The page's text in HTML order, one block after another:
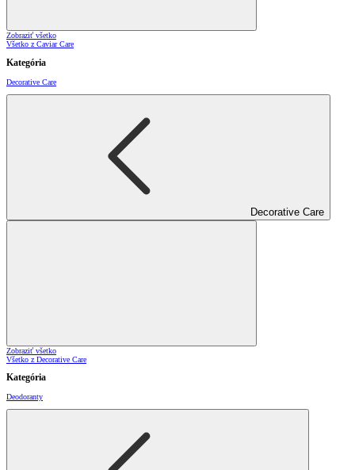
Zobraziť všetko
Všetko z Caviar Care
Kategória
Decorative Care
Decorative Care
Zobraziť všetko
Všetko z Decorative Care
Kategória
Deodoranty